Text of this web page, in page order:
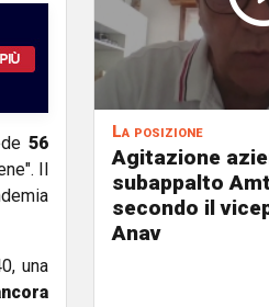
56
Il
una
La posizione
Agitazione
subappalto
secondo il
Anav